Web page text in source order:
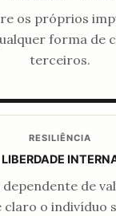
os próprios
forma de
terceiros.
RESILIÊNCIA
LIBERDADE
de
claro o indivíduo